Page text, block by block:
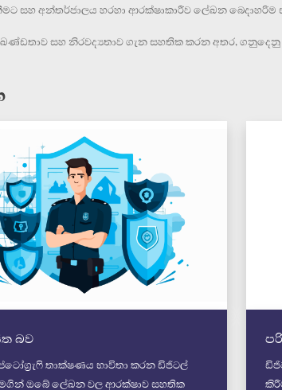
අන්තර්ජාලය හරහා ආරක්ෂාකාරීව ලේඛන බෙදාහරිම
සහ නිරවද්‍යතාව ගැන සහතික කරන අතර,
බව
තාක්ෂණය භාවිතා කරන ඩිජිටල්
ඔබේ ලේඛන වල ආරක්ෂාව සහතික